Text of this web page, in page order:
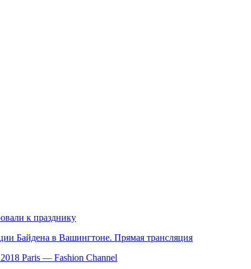
к празднику
Байдена в Вашингтоне. Прямая трансляция
Paris — Fashion Channel